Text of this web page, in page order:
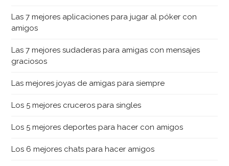
Las 7 mejores aplicaciones para jugar al póker con
amigos
Las 7 mejores sudaderas para amigas con mensajes
graciosos
Las mejores joyas de amigas para siempre
Los 5 mejores cruceros para singles
Los 5 mejores deportes para hacer con amigos
Los 6 mejores chats para hacer amigos